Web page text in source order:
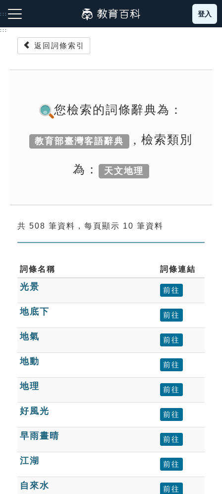
到
主
:::
成語故事
索引選單
單字索引
生命大百科索引
遊戲專區
教學應用
貓頭鷹博士
登入
:::
返回詞條索引
您檢索的詞條辭典為：
教育部臺灣客語辭典 , 檢索類別
為： 天文地理
共 508 筆資料，每頁顯示 10 筆資料
詞條名稱 詞條連結
光景 前往
地底下 前往
地氣 前往
地動 前往
地理 前往
好風光 前往
早雨晝晴 前往
江湖 前往
自來水 前往